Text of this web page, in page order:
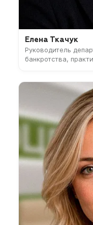
Елена Ткачук
Руководитель
банкротства,